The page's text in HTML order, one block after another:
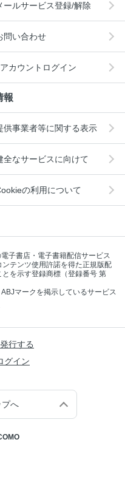
ールサービス登録/解除
問い合わせ
カウントログイン
報
供事業者等に関する表示
全なサービスに向けて
の利用について
子書店・電子書籍配信サービス
テンツ使用許諾を得た正規版配
を示す登録商標（登録番号 第
マークを掲示しているサービス
行する
グイン
プへ